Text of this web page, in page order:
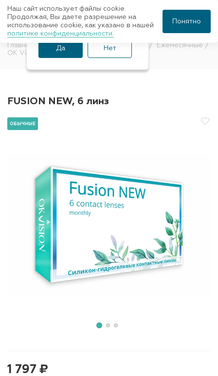
Главная Контактные линзы Обычные
Ежемесячные
OK Vision
FUSION NEW, 6 линз
ОБЫЧНЫЕ
1 797 ₽
Ваш город Санкт-
Петербург?
Да Нет
Наш сайт использует файлы cookie.
Продолжая, Вы даете разрешение на
использование cookie, как указано в нашей
политике конфиденциальности.
Понятно